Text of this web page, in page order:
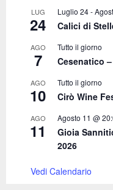
LUG
24
Luglio 24-
Calici di
AGO
7
Tutto il giorno
Cesenatico
AGO
10
Tutto il giorno
Cirò Wine
AGO
11
Agosto 11 @
Gioia
2026
Vedi Calendario